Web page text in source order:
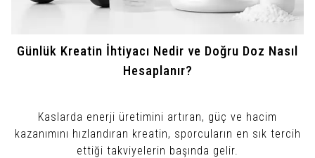
Günlük Kreatin İhtiyacı Nedir ve Doğru Doz Nasıl
Hesaplanır?
Kaslarda enerji üretimini artıran, güç ve hacim
kazanımını hızlandıran kreatin, sporcuların en sık tercih
ettiği takviyelerin başında gelir.